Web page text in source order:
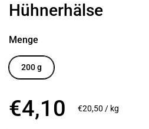
Hühnerhälse
Menge
200 g
Regulärer Preis
€4,10 Stückpreis
€20,50 / kg